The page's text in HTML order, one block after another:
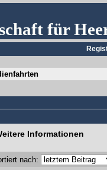
für
Informationen
nach: